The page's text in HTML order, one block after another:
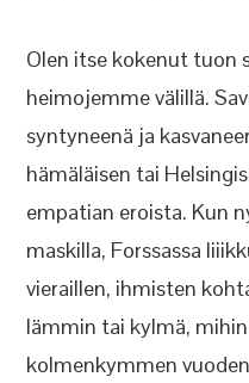
Olen itse kokenut tuon
heimojemme välillä.
syntyneenä ja
hämäläisen tai
empatian eroista. Kun
maskilla, Forssassa
vieraillen, ihmisten
lämmin tai kylmä,
kolmenkymmen